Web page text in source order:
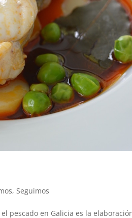
,Seguimos
pescado en Galicia es la